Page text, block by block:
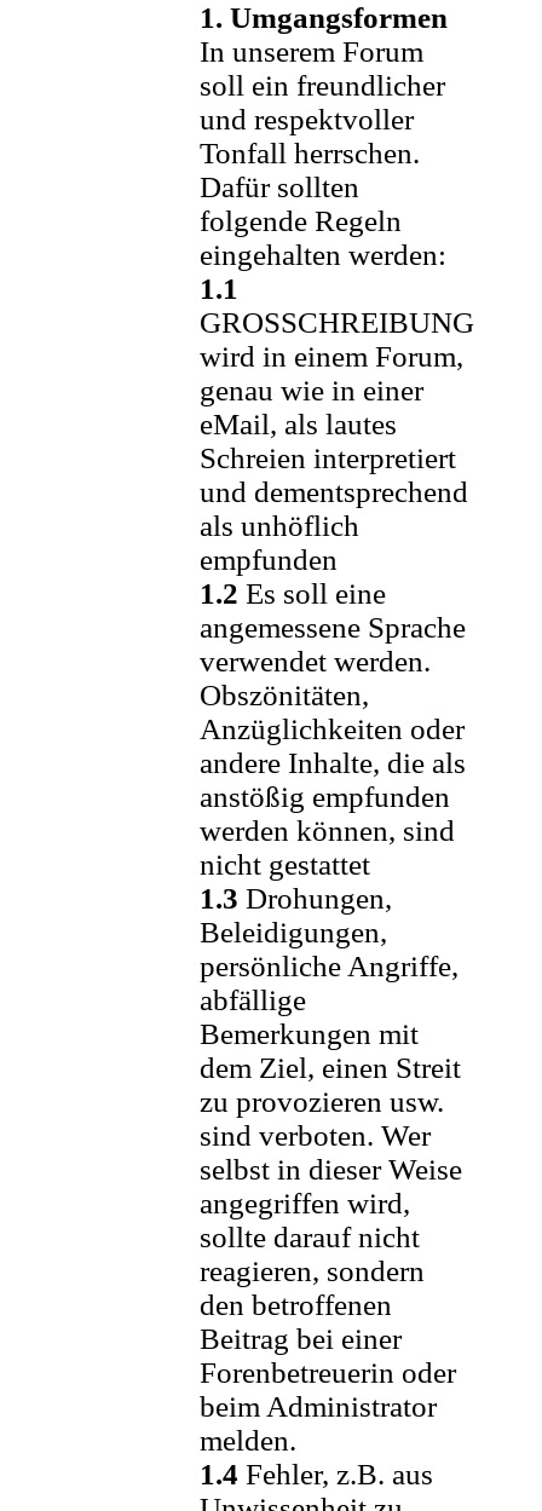
1. Umgangsformen
In unserem Forum
soll ein freundlicher
und respektvoller
Tonfall herrschen.
Dafür sollten
folgende Regeln
eingehalten werden:
1.1
GROSSCHREIBUNG
wird in einem Forum,
genau wie in einer
eMail, als lautes
Schreien interpretiert
und dementsprechend
als unhöflich
empfunden
1.2 Es soll eine
angemessene Sprache
verwendet werden.
Obszönitäten,
Anzüglichkeiten oder
andere Inhalte, die als
anstößig empfunden
werden können, sind
nicht gestattet
1.3 Drohungen,
Beleidigungen,
persönliche Angriffe,
abfällige
Bemerkungen mit
dem Ziel, einen Streit
zu provozieren usw.
sind verboten. Wer
selbst in dieser Weise
angegriffen wird,
sollte darauf nicht
reagieren, sondern
den betroffenen
Beitrag bei einer
Forenbetreuerin oder
beim Administrator
melden.
1.4 Fehler, z.B. aus